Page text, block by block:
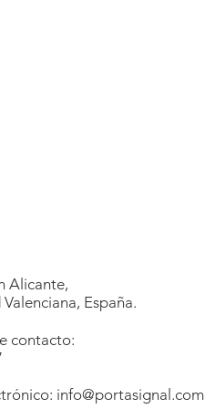
Alicante,
España.
contacto:
info@portasignal.com